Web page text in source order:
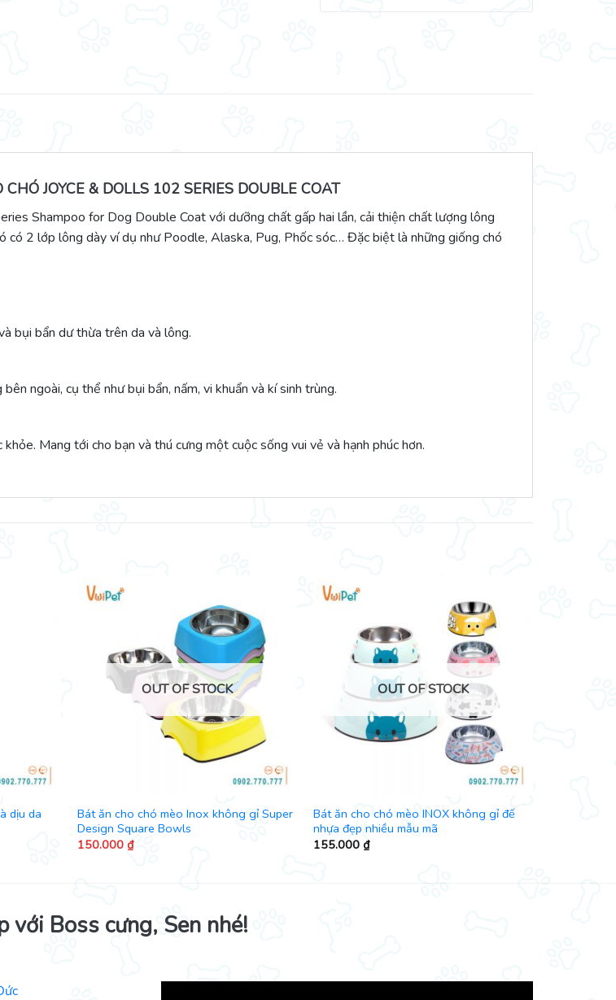
JOYCE & DOLLS 102 SERIES DOUBLE COAT
Shampoo for Dog Double Coat với dưỡng chất gấp hai lần, cải thiện chất lượng lông
2 lớp lông dày ví dụ như Poodle, Alaska, Pug, Phốc sóc… Đặc biệt là những giống chó
bụi bẩn dư thừa trên da và lông.
ngoài, cụ thể như bụi bẩn, nấm, vi khuẩn và kí sinh trùng.
Mang tới cho bạn và thú cưng một cuộc sống vui vẻ và hạnh phúc hơn.
dịu da
OUT OF STOCK
Bát ăn cho chó mèo Inox không gỉ Super
Design Square Bowls
150.000 ₫
OUT OF STOCK
Bát ăn cho chó mèo INOX không gỉ đế
nhựa đẹp nhiều mẫu mã
155.000 ₫
với Boss cưng, Sen nhé!